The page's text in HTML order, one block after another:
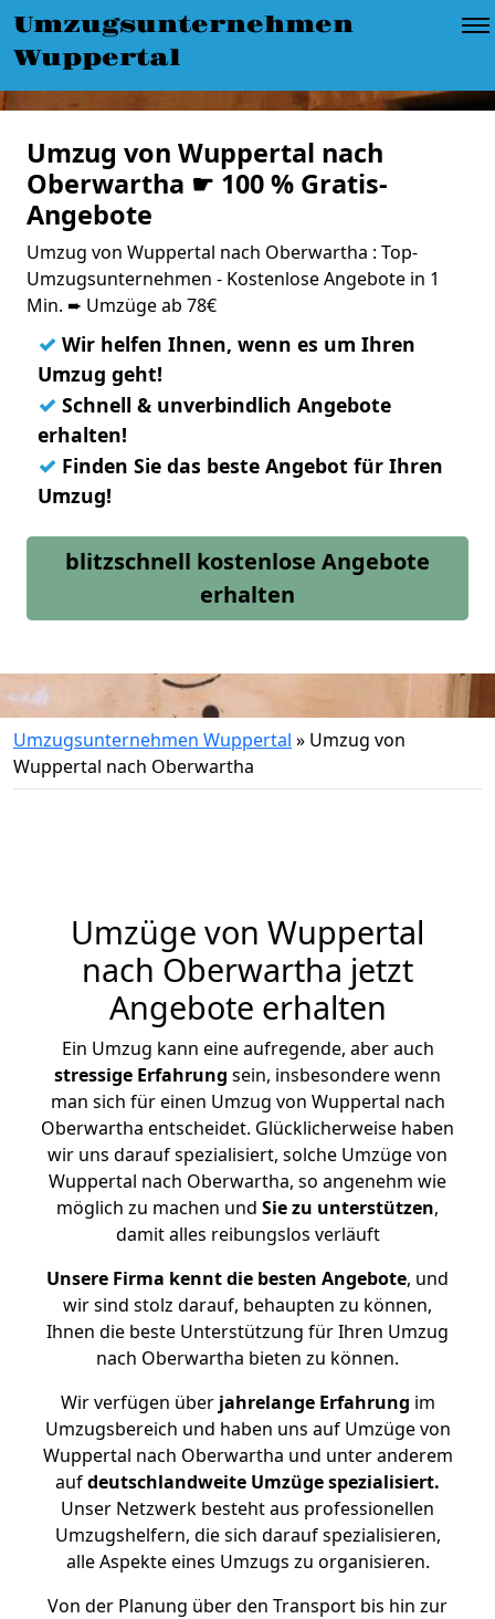
Umzugsunternehmen
Wuppertal
Umzug von Wuppertal nach
Oberwartha ☛ 100 % Gratis-
Angebote
Umzug von Wuppertal nach Oberwartha : Top-
Umzugsunternehmen - Kostenlose Angebote in 1
Min. ➨ Umzüge ab 78€
✓ Wir helfen Ihnen, wenn es um Ihren
Umzug geht!
✓ Schnell & unverbindlich Angebote
erhalten!
✓ Finden Sie das beste Angebot für Ihren
Umzug!
blitzschnell kostenlose Angebote
erhalten
Umzugsunternehmen Wuppertal » Umzug von
Wuppertal nach Oberwartha
Umzüge von Wuppertal
nach Oberwartha jetzt
Angebote erhalten
Ein Umzug kann eine aufregende, aber auch
stressige Erfahrung sein, insbesondere wenn
man sich für einen Umzug von Wuppertal nach
Oberwartha entscheidet. Glücklicherweise haben
wir uns darauf spezialisiert, solche Umzüge von
Wuppertal nach Oberwartha, so angenehm wie
möglich zu machen und Sie zu unterstützen,
damit alles reibungslos verläuft
Unsere Firma kennt die besten Angebote, und
wir sind stolz darauf, behaupten zu können,
Ihnen die beste Unterstützung für Ihren Umzug
nach Oberwartha bieten zu können.
Wir verfügen überjahrelange Erfahrung im
Umzugsbereich und haben uns auf Umzüge von
Wuppertal nach Oberwartha und unter anderem
aufdeutschlandweite Umzüge spezialisiert.
Unser Netzwerk besteht aus professionellen
Umzugshelfern, die sich darauf spezialisieren,
alle Aspekte eines Umzugs zu organisieren.
Von der Planung über den Transport bis hin zur